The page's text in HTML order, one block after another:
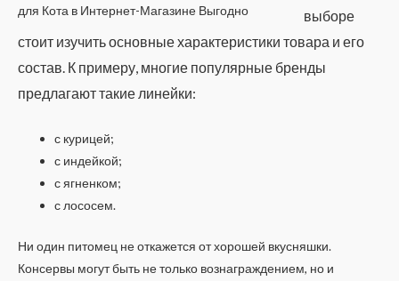
выборе
стоит изучить основные характеристики товара и его
состав. К примеру, многие популярные бренды
предлагают такие линейки:
с курицей;
с индейкой;
с ягненком;
с лососем.
Ни один питомец не откажется от хорошей вкусняшки.
Консервы могут быть не только вознаграждением, но и